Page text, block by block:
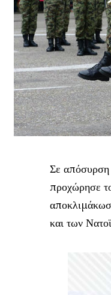
Σε απόσυρση
προχώρησε
και των